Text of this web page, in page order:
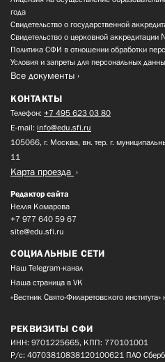
года
Свидетельство о государственной
Свидетельство о церковной
Политика СФИ в отношении обработки
Условия и запреты для персональных
Все документы
КОНТАКТЫ
Телефон: +7 495 623 03 80
E-mail: info@edu.sfi.ru
105066, г. Москва, вн. тер. г.
11
Карта проезда
Редактор сайта
Нелля Комарова
+7 977 640 59 67
site@edu.sfi.ru
СОЦИАЛЬНЫЕ СЕТИ
Наш Telegram-канал
Наша страница в VK
«Вестник Свято-Филаретовского
РЕКВИЗИТЫ СФИ
ИНН: 9701225665, КПП: 770101001
Р/с: 40703810838120100621 ПАО